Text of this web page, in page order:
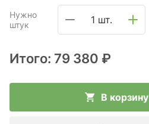
Нужно
штук
1 шт.
Итого: 79 380 ₽
В корзину